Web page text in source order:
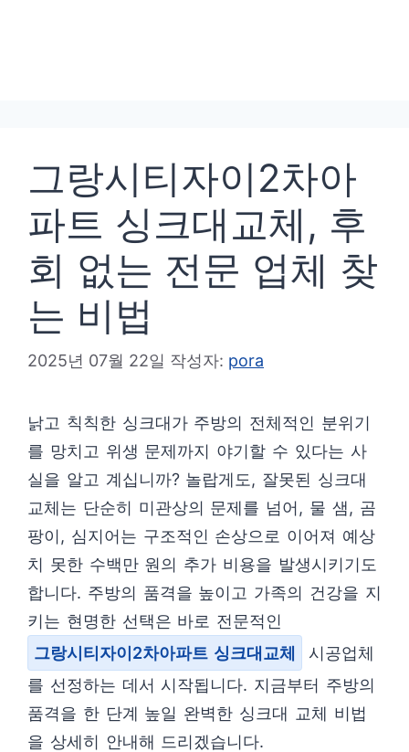
그랑시티자이2차아
파트 싱크대교체, 후
회 없는 전문 업체 찾
는 비법
2025년 07월 22일 작성자: pora
낡고 칙칙한 싱크대가 주방의 전체적인 분위기
를 망치고 위생 문제까지 야기할 수 있다는 사
실을 알고 계십니까? 놀랍게도, 잘못된 싱크대
교체는 단순히 미관상의 문제를 넘어, 물 샘, 곰
팡이, 심지어는 구조적인 손상으로 이어져 예상
치 못한 수백만 원의 추가 비용을 발생시키기도
합니다. 주방의 품격을 높이고 가족의 건강을 지
키는 현명한 선택은 바로 전문적인
그랑시티자이2차아파트 싱크대교체
시공업체
를 선정하는 데서 시작됩니다. 지금부터 주방의
품격을 한 단계 높일 완벽한 싱크대 교체 비법
을 상세히 안내해 드리겠습니다.